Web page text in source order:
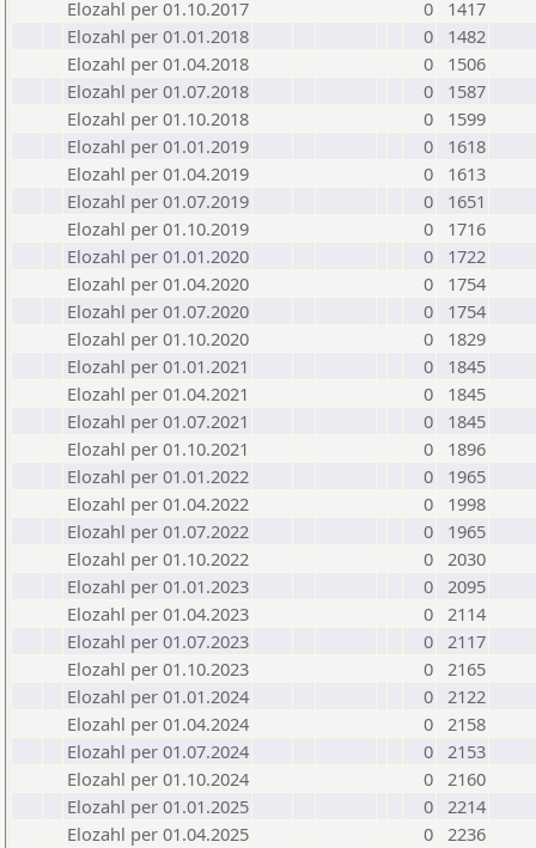
Elozahl per 01.10.2017
0
1417
Elozahl per 01.01.2018
0
1482
Elozahl per 01.04.2018
0
1506
Elozahl per 01.07.2018
0
1587
Elozahl per 01.10.2018
0
1599
Elozahl per 01.01.2019
0
1618
Elozahl per 01.04.2019
0
1613
Elozahl per 01.07.2019
0
1651
Elozahl per 01.10.2019
0
1716
Elozahl per 01.01.2020
0
1722
Elozahl per 01.04.2020
0
1754
Elozahl per 01.07.2020
0
1754
Elozahl per 01.10.2020
0
1829
Elozahl per 01.01.2021
0
1845
Elozahl per 01.04.2021
0
1845
Elozahl per 01.07.2021
0
1845
Elozahl per 01.10.2021
0
1896
Elozahl per 01.01.2022
0
1965
Elozahl per 01.04.2022
0
1998
Elozahl per 01.07.2022
0
1965
Elozahl per 01.10.2022
0 2030
Elozahl per 01.01.2023
0 2095
Elozahl per 01.04.2023
0 2114
Elozahl per 01.07.2023
0 2117
Elozahl per 01.10.2023
0 2165
Elozahl per 01.01.2024
0 2122
Elozahl per 01.04.2024
0 2158
Elozahl per 01.07.2024
0 2153
Elozahl per 01.10.2024
0 2160
Elozahl per 01.01.2025
0 2214
Elozahl per 01.04.2025
0 2236